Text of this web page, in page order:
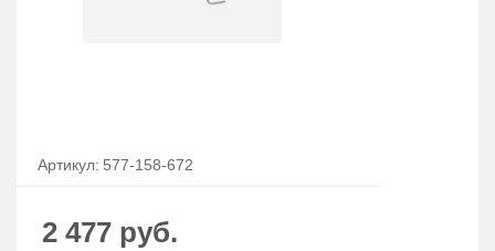
Артикул: 577-158-672
2 477 руб.